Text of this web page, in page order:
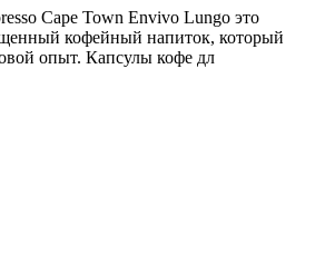
Cape Town Envivo Lungo это
кофейный напиток, который
опыт. Капсулы кофе дл